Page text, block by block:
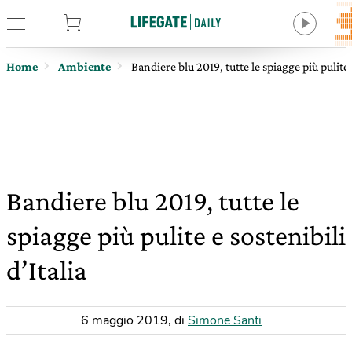
Home Ambiente Bandiere blu 2019, tutte le spiagge più
Bandiere blu 2019, tutte le
spiagge più pulite e sostenibili
d’Italia
6 maggio 2019, di Simone Santi